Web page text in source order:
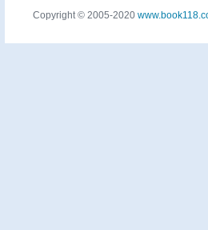
Copyright © 2005-2020